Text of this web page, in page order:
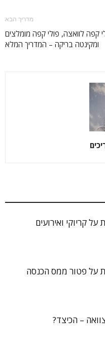
מדריך הבא
קפה לוואצה, פולי קפה מומלצים
ומקינטה בריקה – המדריך המלא
קריוקי ואירועים
על פטור ממס הכנסה
– הכיצד?